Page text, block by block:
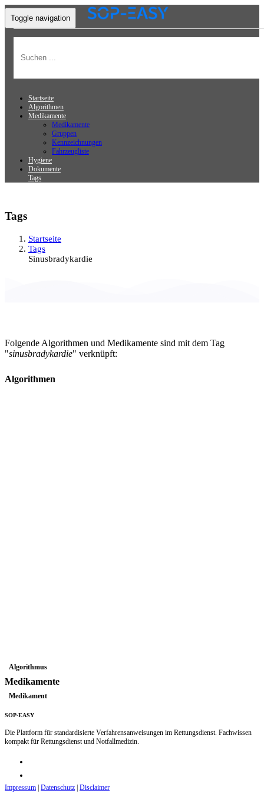
Toggle navigation
Startseite
Algorithmen
Medikamente
Medikamente
Gruppen
Kennzeichnungen
Fahrzeugliste
Hygiene
Dokumente
Tags
Tags
Startseite
Tags
Sinusbradykardie
Folgende Algorithmen und Medikamente sind mit dem Tag
"sinusbradykardie" verknüpft:
Algorithmen
Algorithmus
Medikamente
Medikament
SOP-EASY
Die Plattform für standardisierte Verfahrensanweisungen im Rettungsdienst. Fachwissen
kompakt für Rettungsdienst und Notfallmedizin.
Impressum | Datenschutz | Disclaimer